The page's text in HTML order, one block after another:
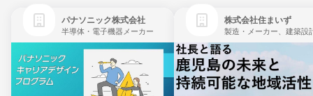
パナソニック株式会社
半導体・電子機器メーカー
株式会社住まいず
製造・メーカー、建築設